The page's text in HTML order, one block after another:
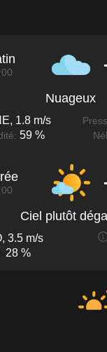
Nuageux
1.8 m/s
59 %
Ciel plutôt
3.5 m/s
28 %